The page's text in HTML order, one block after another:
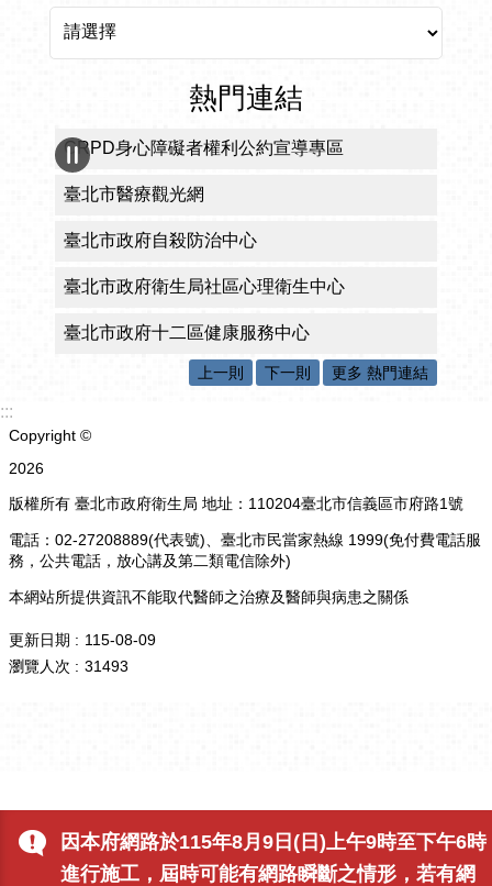
因本府網路於115年8月9日(日)上午9時至下午6時
進行施工，屆時可能有網路瞬斷之情形，若有網
熱門連結
CRPD身心障礙者權利公約宣導專區
臺北市醫療觀光網
臺北市政府自殺防治中心
臺北市政府衛生局社區心理衛生中心
臺北市政府十二區健康服務中心
上一則 下一則 更多 熱門連結
:::
Copyright ©
2026
版權所有 臺北市政府衛生局 地址：110204臺北市信義區市府路1號
電話：02-27208889(代表號)、臺北市民當家熱線 1999(免付費電話服
務，公共電話，放心講及第二類電信除外)
本網站所提供資訊不能取代醫師之治療及醫師與病患之關係
更新日期
115-08-09
瀏覽人次
31493